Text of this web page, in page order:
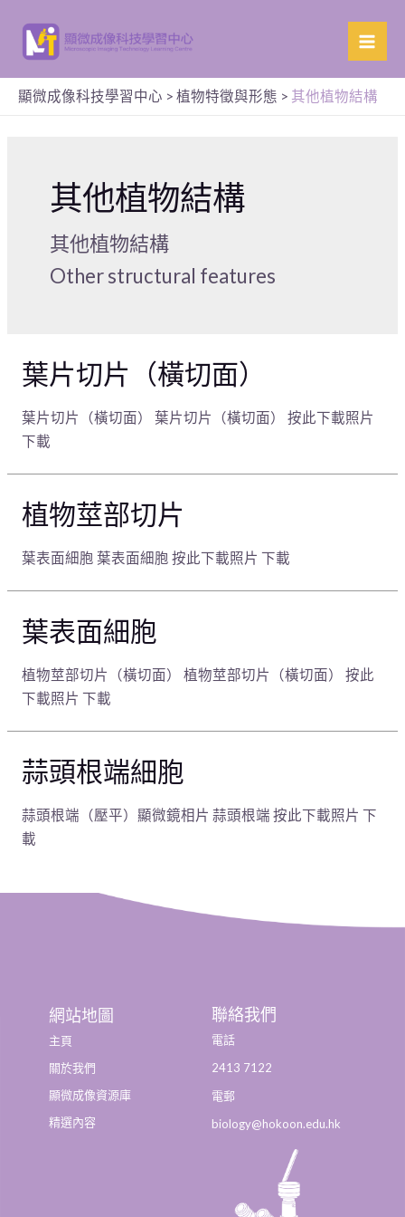
顯微成像科技學習中心 > 植物特徵與形態 > 其他植物結構
其他植物結構
其他植物結構
Other structural features
葉片切片（橫切面）
葉片切片（橫切面） 葉片切片（橫切面） 按此下載照片
下載
植物莖部切片
葉表面細胞 葉表面細胞 按此下載照片 下載
葉表面細胞
植物莖部切片（橫切面） 植物莖部切片（橫切面） 按此
下載照片 下載
蒜頭根端細胞
蒜頭根端（壓平）顯微鏡相片 蒜頭根端 按此下載照片 下
載
網站地圖
主頁
關於我們
顯微成像資源庫
精選內容
聯絡我們
電話
2413 7122
電郵
biology@hokoon.edu.hk​